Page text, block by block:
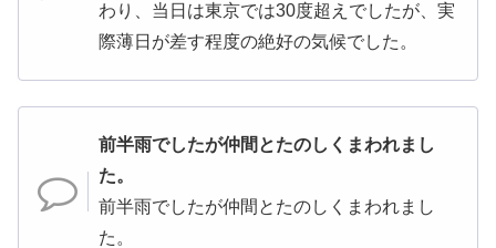
わり、当日は東京では30度超えでしたが、実
際薄日が差す程度の絶好の気候でした。
前半雨でしたが仲間とたのしくまわれまし
た。
前半雨でしたが仲間とたのしくまわれまし
た。